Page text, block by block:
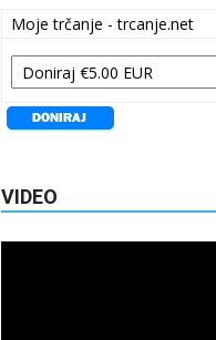
Moje trčanje - trcanje.net
VIDEO